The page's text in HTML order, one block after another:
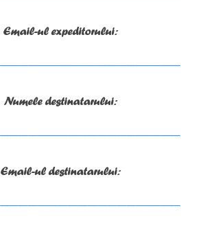
Email-ul expeditorului:
Numele destinatarului:
Email-ul destinatarului: